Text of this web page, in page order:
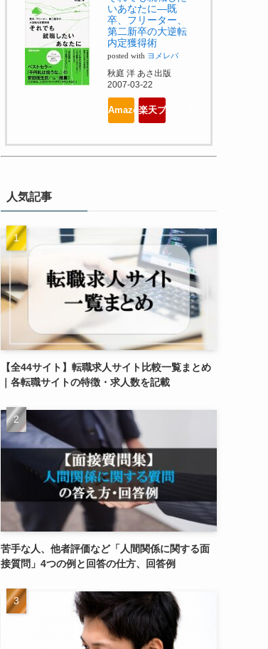
いあなたに―既
卒、フリーター、
第二新卒の大逆転
内定獲得術
posted with ヨメレバ
秋庭 洋 あさ出版
2007-03-22
Amazonで見る楽天ブックスで見る
人気記事
【全44サイト】転職求人サイト比較一覧まとめ
｜各転職サイトの特徴・求人数を記載
苦手な人、他者評価など「人間関係に関する面
接質問」4つの例と回答の仕方、回答例